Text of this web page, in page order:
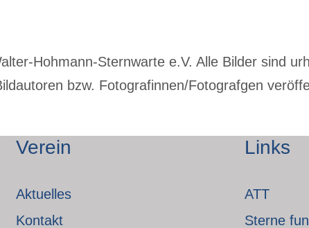
Hohmann-Sternwarte e.V. Alle Bilder sind
bzw. Fotografinnen/Fotografgen
Verein
Aktuelles
Kontakt
Links
ATT
Sterne